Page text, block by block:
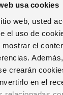
usa cookies
web, usted
el uso de
mostrar el
crearán
en el